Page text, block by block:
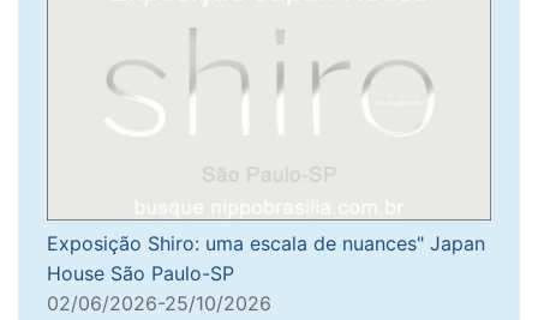
Exposição Shiro: uma escala de nuances" Japan
House São Paulo-SP
02/06/2026-25/10/2026